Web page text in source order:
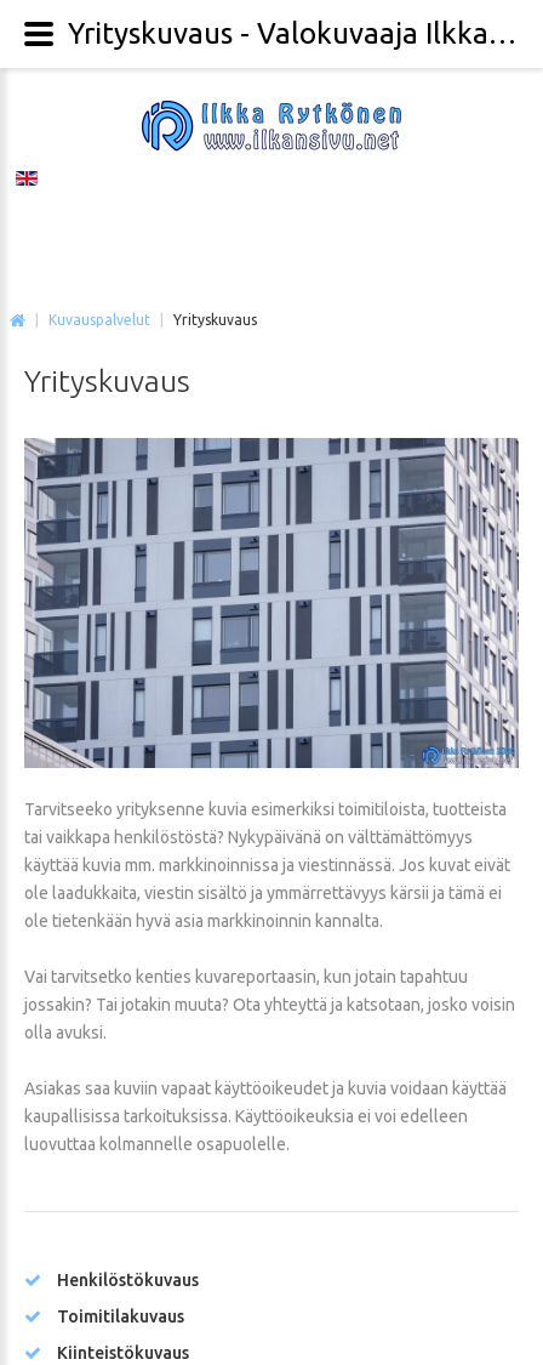
Kuvauspalvelut Yrityskuvaus
Yrityskuvaus
Tarvitseeko yrityksenne kuvia esimerkiksi toimitiloista, tuotteista
tai vaikkapa henkilöstöstä? Nykypäivänä on välttämättömyys
käyttää kuvia mm. markkinoinnissa ja viestinnässä. Jos kuvat eivät
ole laadukkaita, viestin sisältö ja ymmärrettävyys kärsii ja tämä ei
ole tietenkään hyvä asia markkinoinnin kannalta.
Vai tarvitsetko kenties kuvareportaasin, kun jotain tapahtuu
jossakin? Tai jotakin muuta? Ota yhteyttä ja katsotaan, josko voisin
olla avuksi.
Asiakas saa kuviin vapaat käyttöoikeudet ja kuvia voidaan käyttää
kaupallisissa tarkoituksissa. Käyttöoikeuksia ei voi edelleen
luovuttaa kolmannelle osapuolelle.
Henkilöstökuvaus
Toimitilakuvaus
Kiinteistökuvaus
Yrityskuvaus - Valokuvaaja Ilkka Rytkönen